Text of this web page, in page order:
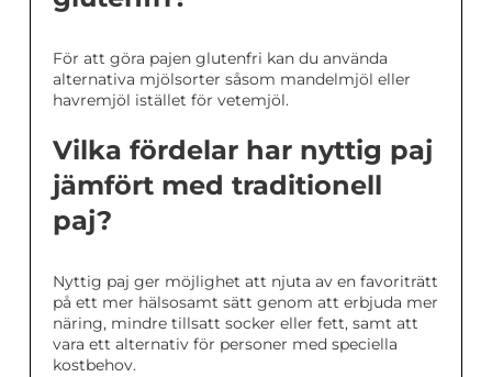
För att göra pajen glutenfri kan du använda
alternativa mjölsorter såsom mandelmjöl eller
havremjöl istället för vetemjöl.
Vilka fördelar har nyttig paj
jämfört med traditionell
paj?
Nyttig paj ger möjlighet att njuta av en favoriträtt
på ett mer hälsosamt sätt genom att erbjuda mer
näring, mindre tillsatt socker eller fett, samt att
vara ett alternativ för personer med speciella
kostbehov.